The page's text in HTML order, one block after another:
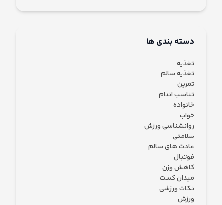
دسته بندی ها
تغذیه
تغذیه سالم
تمرین
تناسب اندام
خانواده
خواب
روانشناسی ورزش
سلامتی
عادت های سالم
فوتبال
کاهش وزن
میدان کست
نکات ورزشی
ورزش